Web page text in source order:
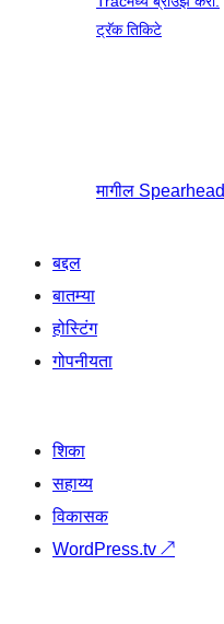
ट्रॅक तिकिटे
मागील Spearhead
बद्दल
बातम्या
होस्टिंग
गोपनीयता
शिका
सहाय्य
विकासक
WordPress.tv ↗